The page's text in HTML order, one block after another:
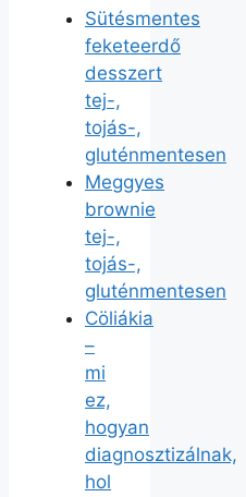
Sütésmentes
feketeerdő
desszert
tej-,
tojás-,
gluténmentesen
Meggyes
brownie
tej-,
tojás-,
gluténmentesen
Cöliákia
–
mi
ez,
hogyan
diagnosztizálnak,
hol